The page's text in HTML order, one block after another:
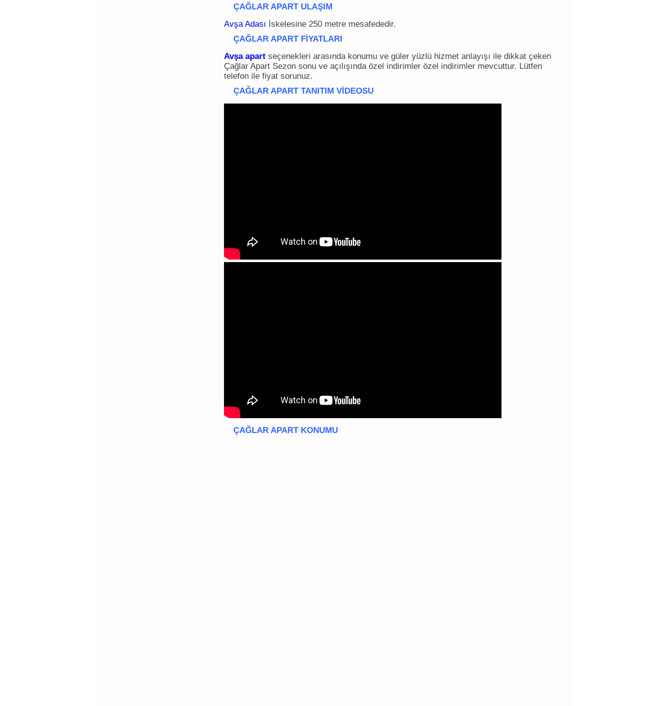
ÇAĞLAR APART ULAŞIM
Avşa Adası İskelesine 250 metre mesafededir.
ÇAĞLAR APART FİYATLARI
Avşa apart seçenekleri arasında konumu ve güler yüzlü hizmet anlayışı ile dikkat çeken
Çağlar Apart Sezon sonu ve açılışında özel indirimler özel indirimler mevcuttur. Lütfen
telefon ile fiyat sorunuz.
ÇAĞLAR APART TANITIM VİDEOSU
ÇAĞLAR APART KONUMU